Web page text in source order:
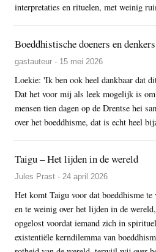
interpretaties en rituelen, met weinig
Boeddhistische doeners en
gastauteur - 15 mei 2026
Loekie: 'Ik ben ook heel dankbaar dat
Dat het voor mij als leek mogelijk is
mensen tien dagen op de Drentse hei
over het boeddhisme, dat is echt heel
Taigu – Het lijden in de wereld
Jules Prast - 24 april 2026
Het komt Taigu voor dat boeddhisme te
en te weinig over het lijden in de
opgelost voordat iemand zich in
existentiële kerndilemma van